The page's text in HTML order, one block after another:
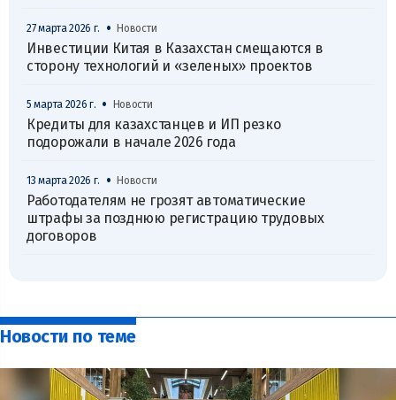
27 марта 2026 г. • Новости
Инвестиции Китая в Казахстан смещаются в
сторону технологий и «зеленых» проектов
5 марта 2026 г. • Новости
Кредиты для казахстанцев и ИП резко
подорожали в начале 2026 года
13 марта 2026 г. • Новости
Работодателям не грозят автоматические
штрафы за позднюю регистрацию трудовых
договоров
Новости по теме